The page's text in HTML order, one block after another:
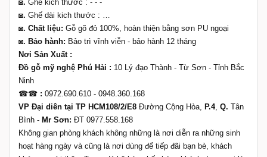
◙. Ghế kich thước : - - -
◙. Ghế dài kich thước : …
◙. Chất liệu: Gỗ gõ đỏ 100%, hoàn thiện bằng sơn PU ngoại
◙. Bảo hành: Bảo trì vĩnh viễn - bảo hành 12 tháng
Nơi Sản Xuất :
Đồ gỗ mỹ nghệ Phú Hải : 10 Lý đạo Thành - Từ Sơn - Tỉnh Bắc
Ninh
☎☎ : 0972.690.610 - 0948.360.168
VP Đại diên tại TP HCM108/2/E8 Đường Cộng Hòa, P.4, Q. Tân
Bình - Mr Sơn: ĐT 0977.558.168
Không gian phòng khách không những là nơi diễn ra những sinh
hoạt hàng ngày và cũng là nơi dùng để tiếp đãi bạn bè, khách